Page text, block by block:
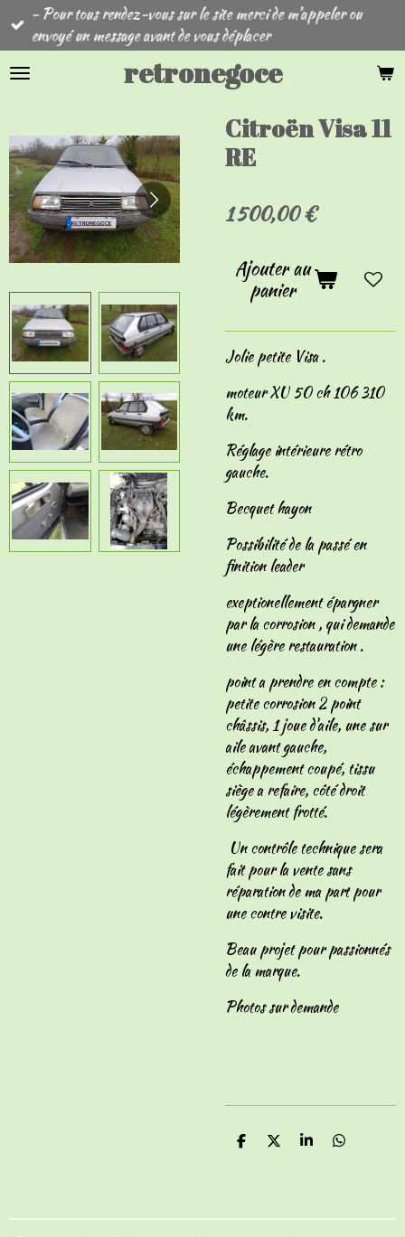
Passer
principal
retronegoce
- Pour tous rendez-vous sur le site merci de m'appeler ou
envoyé un message avant de vous déplacer
Citroën Visa 11
RE
1 500,00 €
Ajouter au
panier
Jolie petite Visa .
moteur XU 50 ch 106 310
km.
Réglage intérieure rétro
gauche.
Becquet hayon
Possibilité de la passé en
finition leader
exeptionellement épargner
par la corrosion , qui demande
une légère restauration .
point a prendre en compte :
petite corrosion 2 point
châssis, 1 joue d'aile, une sur
aile avant gauche,
échappement coupé, tissu
siège a refaire, côté droit
légèrement frotté.
Un contrôle technique sera
fait pour la vente sans
réparation de ma part pour
une contre visite.
Beau projet pour passionnés
de la marque.
Photos sur demande
P
g
P
g
P
g
P
g